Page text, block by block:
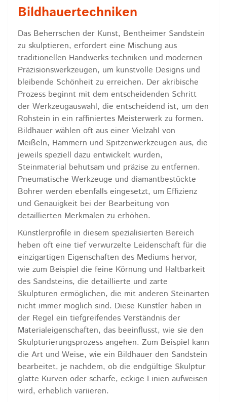
Bildhauertechniken
Das Beherrschen der Kunst, Bentheimer Sandstein
zu skulptieren, erfordert eine Mischung aus
traditionellen Handwerks-techniken und modernen
Präzisionswerkzeugen, um kunstvolle Designs und
bleibende Schönheit zu erreichen. Der akribische
Prozess beginnt mit dem entscheidenden Schritt
der Werkzeugauswahl, die entscheidend ist, um den
Rohstein in ein raffiniertes Meisterwerk zu formen.
Bildhauer wählen oft aus einer Vielzahl von
Meißeln, Hämmern und Spitzenwerkzeugen aus, die
jeweils speziell dazu entwickelt wurden,
Steinmaterial behutsam und präzise zu entfernen.
Pneumatische Werkzeuge und diamantbestückte
Bohrer werden ebenfalls eingesetzt, um Effizienz
und Genauigkeit bei der Bearbeitung von
detaillierten Merkmalen zu erhöhen.
Künstlerprofile in diesem spezialisierten Bereich
heben oft eine tief verwurzelte Leidenschaft für die
einzigartigen Eigenschaften des Mediums hervor,
wie zum Beispiel die feine Körnung und Haltbarkeit
des Sandsteins, die detaillierte und zarte
Skulpturen ermöglichen, die mit anderen Steinarten
nicht immer möglich sind. Diese Künstler haben in
der Regel ein tiefgreifendes Verständnis der
Materialeigenschaften, das beeinflusst, wie sie den
Skulpturierungsprozess angehen. Zum Beispiel kann
die Art und Weise, wie ein Bildhauer den Sandstein
bearbeitet, je nachdem, ob die endgültige Skulptur
glatte Kurven oder scharfe, eckige Linien aufweisen
wird, erheblich variieren.